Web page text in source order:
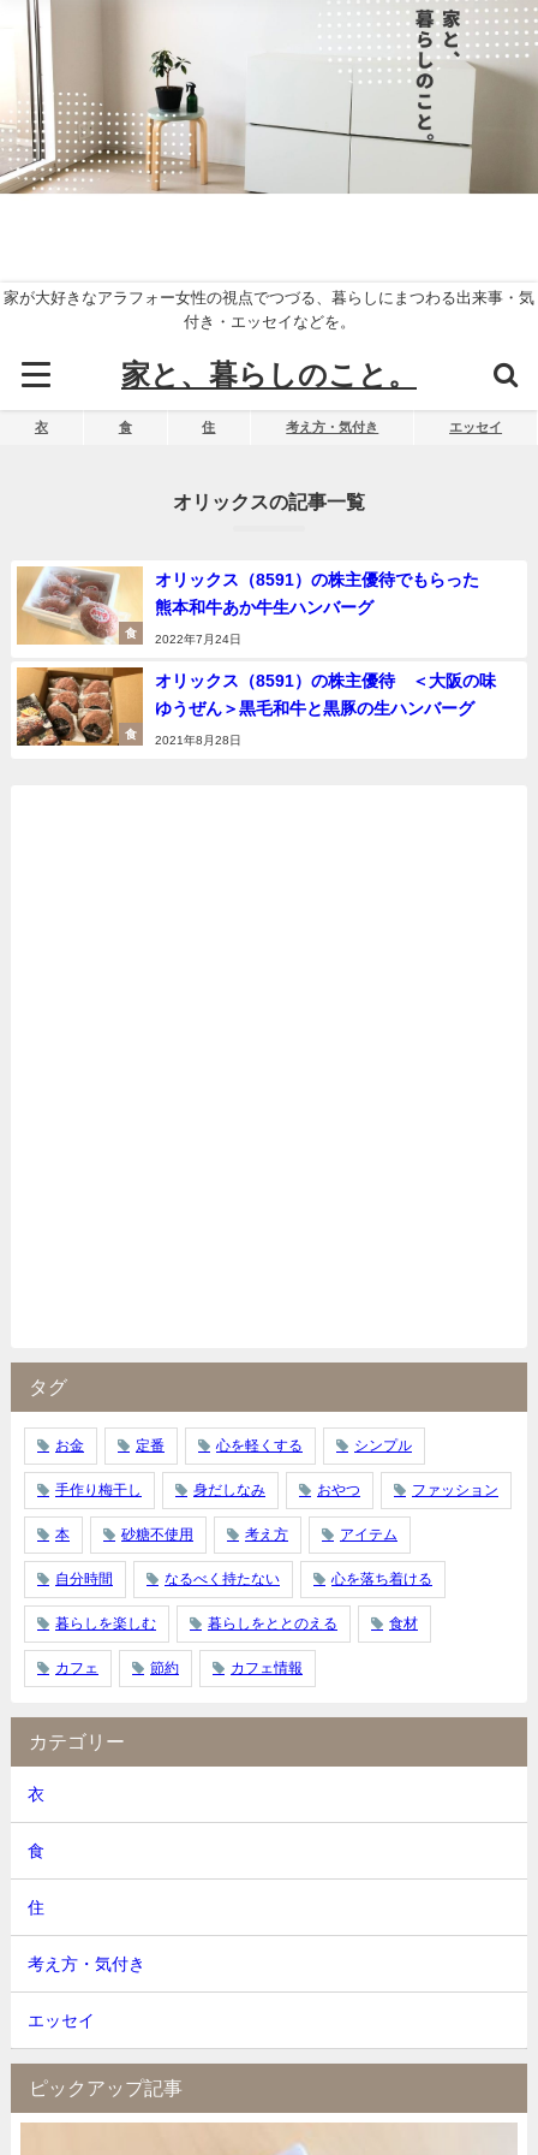
家が大好きなアラフォー女性の視点でつづる、暮らしにまつわる出来事・気
付き・エッセイなどを。
家と、暮らしのこと。
衣 食 住 考え方・気付き エッセイ
オリックスの記事一覧
食
オリックス（8591）の株主優待でもらった
熊本和牛あか牛生ハンバーグ
2022年7月24日
食
オリックス（8591）の株主優待 ＜大阪の味
ゆうぜん＞黒毛和牛と黒豚の生ハンバーグ
2021年8月28日
タグ
お金 定番 心を軽くする シンプル
手作り梅干し 身だしなみ おやつ ファッション
本 砂糖不使用 考え方 アイテム
自分時間 なるべく持たない 心を落ち着ける
暮らしを楽しむ 暮らしをととのえる 食材
カフェ 節約 カフェ情報
カテゴリー
衣
食
住
考え方・気付き
エッセイ
ピックアップ記事